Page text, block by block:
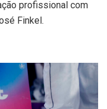
profissional com
Finkel.